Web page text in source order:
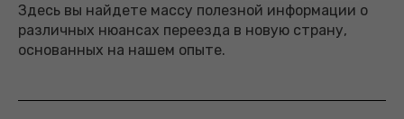
Здесь вы найдете массу полезной информации о
различных нюансах переезда в новую страну,
основанных на нашем опыте.